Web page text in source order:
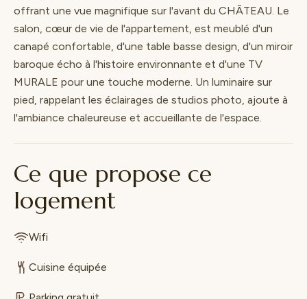
offrant une vue magnifique sur l'avant du CHÂTEAU. Le
salon, cœur de vie de l'appartement, est meublé d'un
canapé confortable, d'une table basse design, d'un miroir
baroque écho à l'histoire environnante et d'une TV
MURALE pour une touche moderne. Un luminaire sur
pied, rappelant les éclairages de studios photo, ajoute à
l'ambiance chaleureuse et accueillante de l'espace.
Ce que propose ce
logement
Wifi
Cuisine équipée